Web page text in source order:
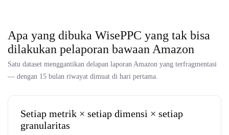
Apa yang dibuka WisePPC yang tak bisa
dilakukan pelaporan bawaan Amazon
Satu dataset menggantikan delapan laporan Amazon yang terfragmentasi
— dengan 15 bulan riwayat dimuat di hari pertama.
Setiap metrik × setiap dimensi × setiap
granularitas